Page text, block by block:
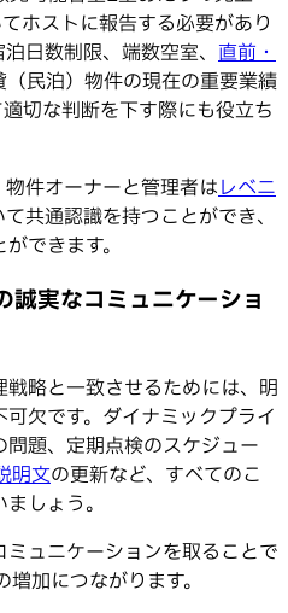
ホストに報告する必要があり
日数制限、端数空室、 直前・
（民泊）物件の現在の重要業績
切な判断を下す際にも役立ち
件オーナーと管理者はレベニ
共通認識を持つことができ、
できます。
実なコミュニケーショ
略と一致させるためには、明
欠です。ダイナミックプライ
題、定期点検のスケジュー
明文の更新など、すべてのこ
しょう。
ュニケーションを取ることで
増加につながります。